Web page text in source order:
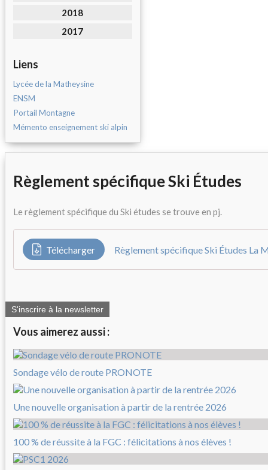
2018
2017
Liens
Lycée de la Matheysine
ENSM
Portail Montagne
Mémento enseignement ski alpin
Règlement spécifique Ski Études
Le règlement spécifique du Ski études se trouve en pj.
Télécharger Règlement spécifique Ski Études La
S'inscrire à la newsletter
Vous aimerez aussi :
Sondage vélo de route PRONOTE
Une nouvelle organisation à partir de la rentrée 2026
100 % de réussite à la FGC : félicitations à nos élèves !